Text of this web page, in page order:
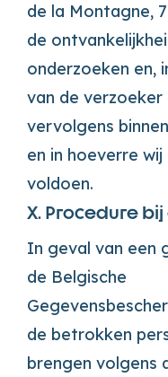
de la Montagne,
de
onderzoeken en,
van de verzoeker
vervolgens
en in hoeverre
voldoen.
X. Procedure
In geval van een
de Belgische
de betrokken
brengen volgens